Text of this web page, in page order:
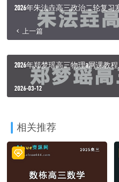
2026年朱法垚高三政治二轮复习
上一篇
2026年郑梦瑶高三物理a网课教
2026-03-12
相关推荐